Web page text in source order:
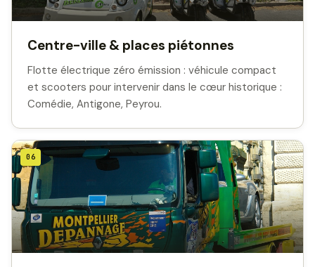
Centre-ville & places piétonnes
Flotte électrique zéro émission : véhicule compact
et scooters pour intervenir dans le cœur historique :
Comédie, Antigone, Peyrou.
06